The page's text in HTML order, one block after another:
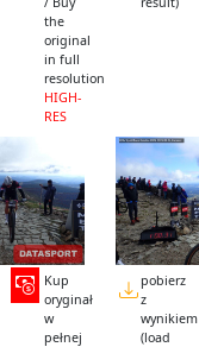
the
original
in full
resolution
HIGH-
RES
Kup
oryginał
w
pełnej
pobierz
z
wynikiem
(load